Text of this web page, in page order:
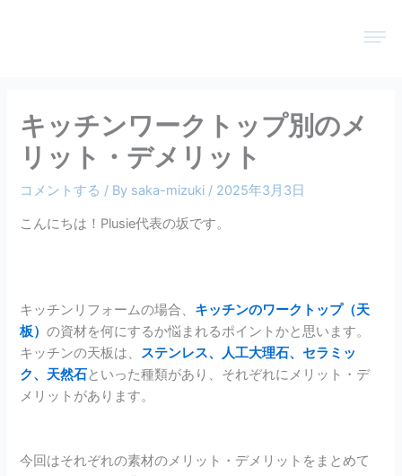
メ
ニ
キッチンワークトップ別のメ
リット・デメリット
コメントする / By saka-mizuki / 2025年3月3日
こんにちは！Plusie代表の坂です。
キッチンリフォームの場合、 キッチンのワークトップ（天
板）の資材を何にするか悩まれるポイントかと思います。
キッチンの天板は、 ステンレス、人工大理石、セラミッ
ク、天然石といった種類があり、それぞれにメリット・デ
メリットがあります。
今回はそれぞれの素材のメリット・デメリットをまとめて